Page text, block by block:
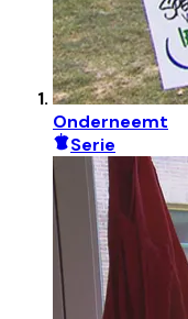
Onderneemt
Serie